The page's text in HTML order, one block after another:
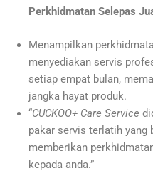
Perkhidmatan Selepas
Menampilkan
menyediakan servis
setiap empat bulan,
jangka hayat produk.
“CUCKOO+ Care Service
pakar servis terlatih yang
memberikan
kepada anda.”